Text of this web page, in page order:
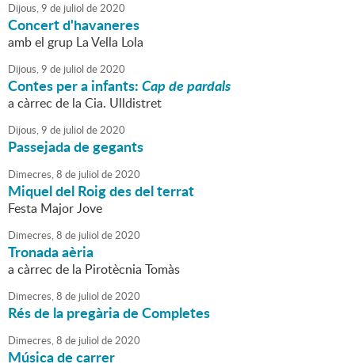
Dijous,9 de juliol de2020
Concert d'havaneres
amb el grup La Vella Lola
Dijous,9 de juliol de2020
Contes per a infants:Cap de pardals
a càrrec de la Cia. Ulldistret
Dijous,9 de juliol de2020
Passejada de gegants
Dimecres,8 de juliol de2020
Miquel del Roig des del terrat
Festa Major Jove
Dimecres,8 de juliol de2020
Tronada aèria
a càrrec de la Pirotècnia Tomàs
Dimecres,8 de juliol de2020
Rés de la pregària de Completes
Dimecres,8 de juliol de2020
Música de carrer